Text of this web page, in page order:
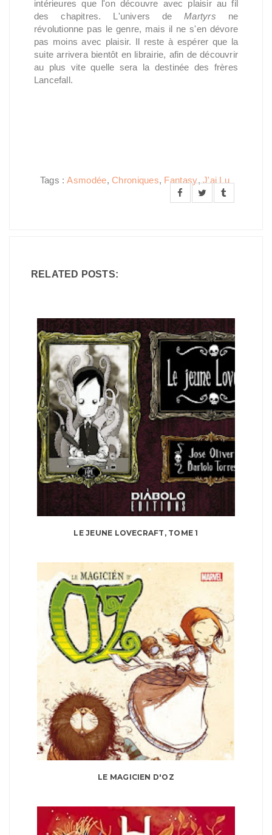
intérieures que l'on découvre avec plaisir au fil
des chapitres. L'univers deMartyrs ne
révolutionne pas le genre, mais il ne s'en dévore
pas moins avec plaisir. Il reste à espérer que la
suite arrivera bientôt en librairie, afin de découvrir
au plus vite quelle sera la destinée des frères
Lancefall.
Tags :Asmodée,Chroniques, Fantasy, J'ai Lu
RELATED POSTS:
LE JEUNE LOVECRAFT, TOME 1
LE MAGICIEN D'OZ